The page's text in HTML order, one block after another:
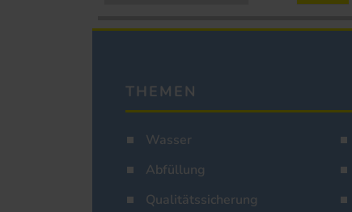
THEMEN
Wasser
Abfüllung
Qualitätssicherung